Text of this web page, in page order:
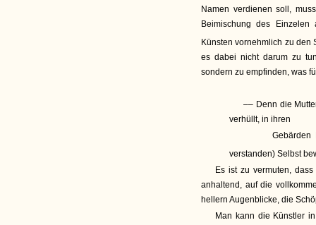
Namen verdienen soll,
Beimischung des
Künsten vornehmlich zu den
es dabei nicht darum zu
sondern zu empfinden, was
–– Denn die
verhüllt, in ihren
Gebärden
verstanden) Selbst
Es ist zu vermuten,
anhaltend, auf die
hellern Augenblicke, die
Man kann die Künstler